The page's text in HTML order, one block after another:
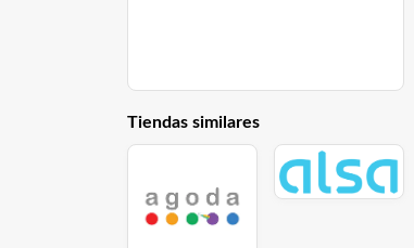
Tiendas similares